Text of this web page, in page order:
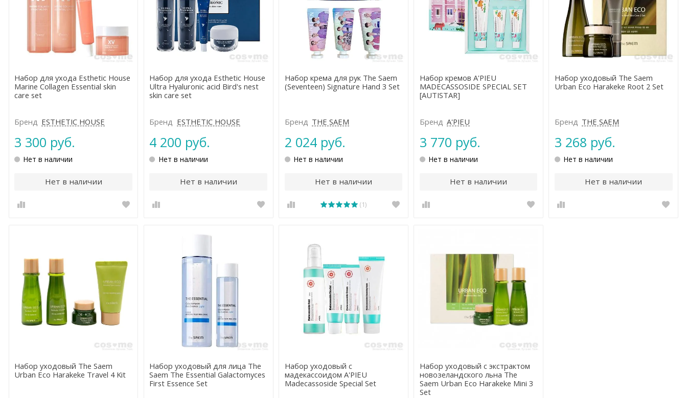
Набор для ухода Esthetic House
Marine Collagen Essential skin
care set
Бренд ESTHETIC HOUSE
3 300 руб.
Нет в наличии
Нет в наличии
Набор для ухода Esthetic House
Ultra Hyaluronic acid Bird's nest
skin care set
Бренд ESTHETIC HOUSE
4 200 руб.
Нет в наличии
Нет в наличии
Набор крема для рук The Saem
(Seventeen) Signature Hand 3 Set
Бренд THE SAEM
2 024 руб.
Нет в наличии
Нет в наличии
(1)
Набор кремов A'PIEU
MADECASSOSIDE SPECIAL SET
[AUTISTAR]
Бренд A'PIEU
3 770 руб.
Нет в наличии
Нет в наличии
Набор уходовый The Saem
Urban Eco Harakeke Root 2 Set
Бренд THE SAEM
3 268 руб.
Нет в наличии
Нет в наличии
Набор уходовый The Saem
Urban Eco Harakeke Travel 4 Kit
Набор уходовый для лица The
Saem The Essential Galactomyces
First Essence Set
Набор уходовый с
мадекассоидом A'PIEU
Madecassoside Special Set
Набор уходовый с экстрактом
новозеландского льна The
Saem Urban Eco Harakeke Mini 3
Set